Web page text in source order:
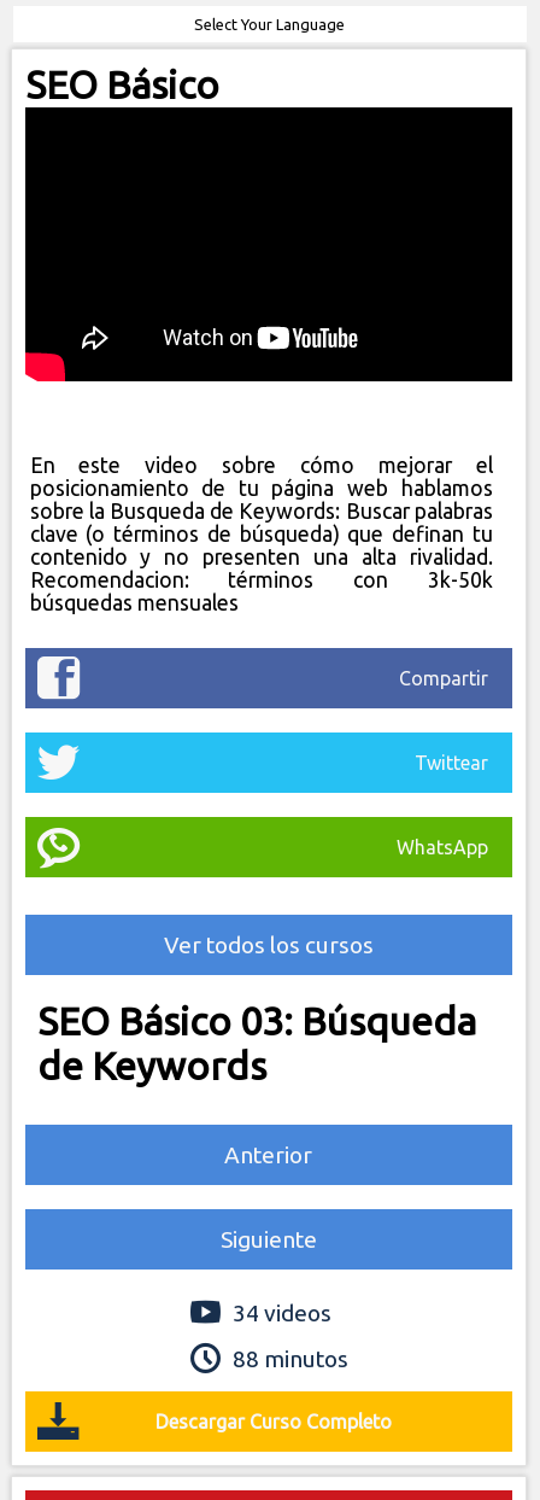
SEO Básico
En este video sobre cómo mejorar el
posicionamiento de tu página web hablamos
sobre la Busqueda de Keywords: Buscar palabras
clave (o términos de búsqueda) que definan tu
contenido y no presenten una alta rivalidad.
Recomendacion: términos con 3k-50k
búsquedas mensuales
Compartir
Twittear
WhatsApp
Ver todos los cursos
SEO Básico 03: Búsqueda
de Keywords
Anterior
Siguiente
34 videos
88 minutos
Descargar Curso Completo
Select Your Language